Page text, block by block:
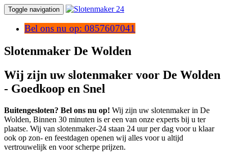
Toggle navigation
Bel ons nu op: 0857607041
Slotenmaker De Wolden
Wij zijn uw slotenmaker voor De Wolden
- Goedkoop en Snel
Buitengesloten? Bel ons nu op! Wij zijn uw slotenmaker in De
Wolden, Binnen 30 minuten is er een van onze experts bij u ter
plaatse. Wij van slotenmaker-24 staan 24 uur per dag voor u klaar
ook op zon- en feestdagen openen wij alles voor u altijd
vertrouwelijk en voor scherpe prijzen.